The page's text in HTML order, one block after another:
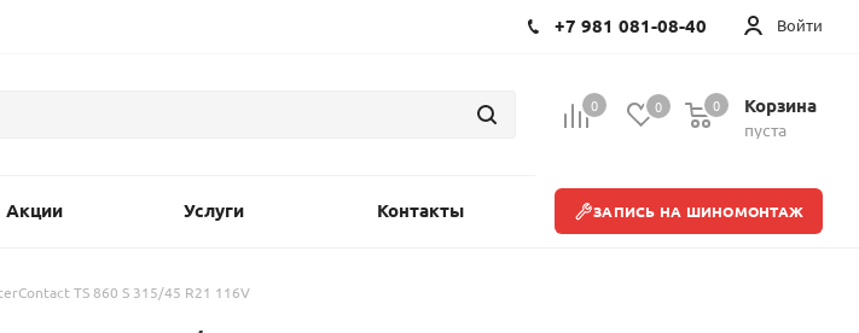
Войти
+7 981 081-08-40
0 0 Корзина
пуста
0
Акции Услуги Контакты ЗАПИСЬ НА ШИНОМОНТАЖ
TS 860 S 315/45 R21 116V